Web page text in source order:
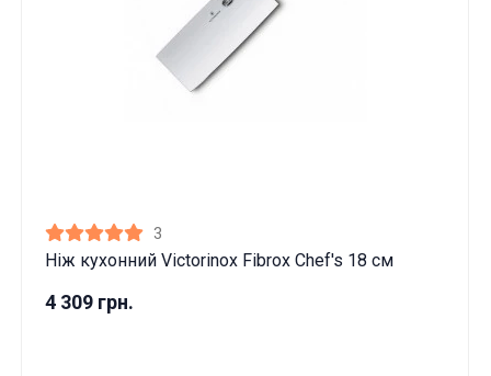
3
Ніж кухонний Victorinox Fibrox Chef's 18 см
4 309 грн.